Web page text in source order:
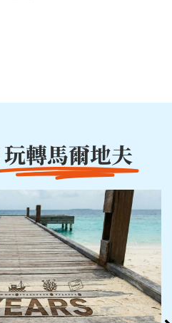
玩轉馬爾地夫